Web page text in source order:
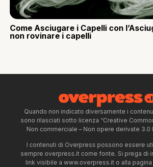
Come Asciugare i Capelli con
non rovinare i capelli
Quando non indicato diversamente i
sono rilasciati sotto licenza “Creative
Non commerciale – Non opere derivate 3.0
I contenuti di Overpress possono essere
sempre overpress.it come fonte. Si prega di
link visibile a www.overpress.it o alla pagina